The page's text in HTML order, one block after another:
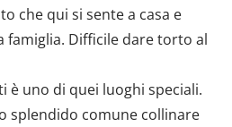
che qui si sente a casa e
famiglia. Difficile dare torto al
è uno di quei luoghi speciali.
splendido comune collinare